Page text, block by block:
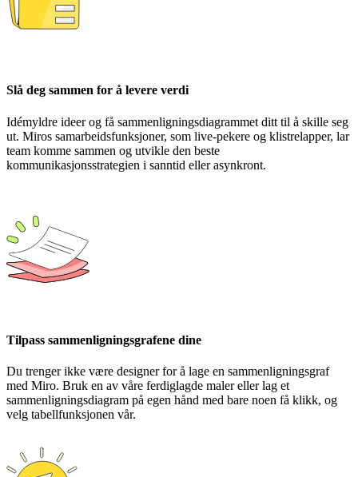
Slå deg sammen for å levere verdi
Idémyldre ideer og få sammenligningsdiagrammet ditt til å skille seg
ut. Miros samarbeidsfunksjoner, som live-pekere og klistrelapper, lar
team komme sammen og utvikle den beste
kommunikasjonsstrategien i sanntid eller asynkront.
Tilpass sammenligningsgrafene dine
Du trenger ikke være designer for å lage en sammenligningsgraf
med Miro. Bruk en av våre ferdiglagde maler eller lag et
sammenligningsdiagram på egen hånd med bare noen få klikk, og
velg tabellfunksjonen vår.